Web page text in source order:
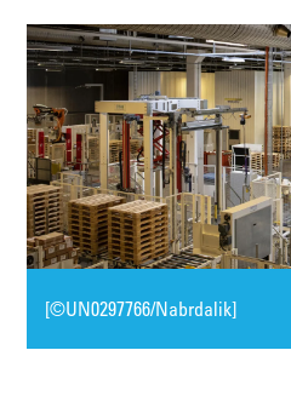
[©UN0297766/Nabrdalik]